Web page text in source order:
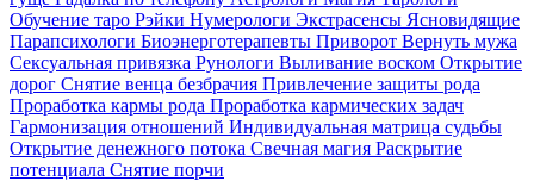
Обучение таро Рэйки Нумерологи Экстрасенсы Ясновидящие
Парапсихологи Биоэнерготерапевты Приворот Вернуть мужа
Сексуальная привязка Рунологи Выливание воском Открытие
дорог Снятие венца безбрачия Привлечение защиты рода
Проработка кармы рода Проработка кармических задач
Гармонизация отношений Индивидуальная матрица судьбы
Открытие денежного потока Свечная магия Раскрытие
потенциала Снятие порчи